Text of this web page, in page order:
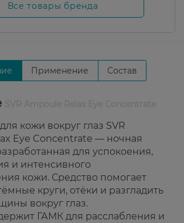
Все товары бренда
Применение Состав
кожи вокруг глаз SVR
Eye Concentrate — ночная
для успокоения,
и интенсивного
кожи. Средство помогает
круги, отёки и разгладить
вокруг глаз.
ГАМК для расслабления и